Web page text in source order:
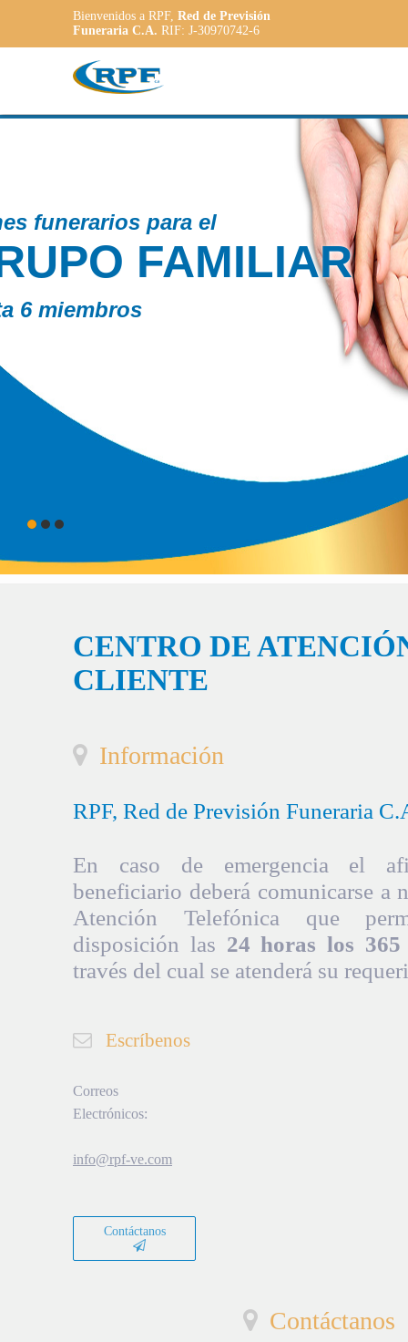
Bienvenidos a RPF, Red de Previsión
Funeraria C.A. RIF: J-30970742-6
Contamos con
a las
CENTRO DE
CLIENTE
Información
RPF, Red de Previsión Funeraria
En caso de emergencia el
beneficiario deberá comunicarse a
Atención Telefónica que
disposición las 24 horas los
través del cual se atenderá su
Escríbenos
Correos
Electrónicos:
info@rpf-ve.com
Contáctanos
Contáctanos